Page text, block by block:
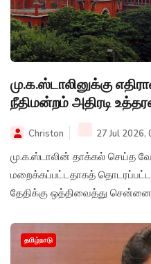
மு.க.ஸ்டாலினுக்கு
நீதிமன்றம் அதிரடி
Christon 27 Jul 2026,
மு.க.ஸ்டாலின் தாக்கல் செய்த
மறைக்கப்பட்டதாகத்
தேதிக்கு ஒத்திவைத்து சென்னை
தமிழ்நாடு